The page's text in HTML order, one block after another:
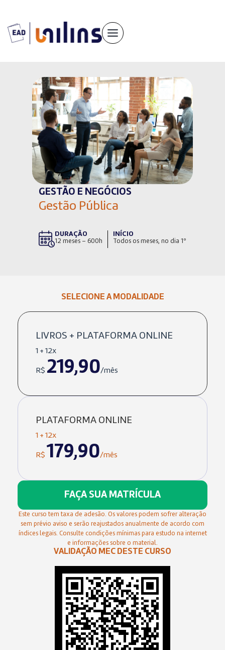
conteúdo
GESTÃO E NEGÓCIOS
Gestão Pública
DURAÇÃO
12 meses – 600h
INÍCIO
Todos os meses, no dia 1º
SELECIONE A MODALIDADE
LIVROS + PLATAFORMA ONLINE
1 + 12x
R$ 219,90/mês
PLATAFORMA ONLINE
1 + 12x
R$ 179,90/mês
FAÇA SUA MATRÍCULA
Este curso tem taxa de adesão. Os valores podem sofrer alteração
sem prévio aviso e serão reajustados anualmente de acordo com
índices legais. Consulte condições mínimas para estudo na internet
e informações sobre o material.
VALIDAÇÃO MEC DESTE CURSO